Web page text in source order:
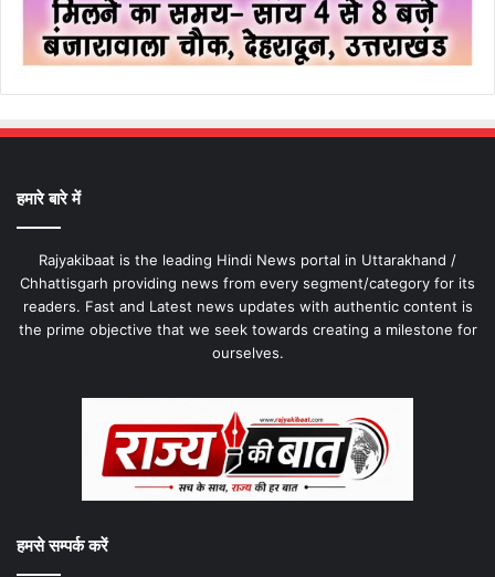
हमारे बारे में
Rajyakibaat is the leading Hindi News portal in Uttarakhand /
Chhattisgarh providing news from every segment/category for its
readers. Fast and Latest news updates with authentic content is
the prime objective that we seek towards creating a milestone for
ourselves.
हमसे सम्पर्क करें